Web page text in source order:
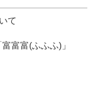
て
富富(ふふふ)」